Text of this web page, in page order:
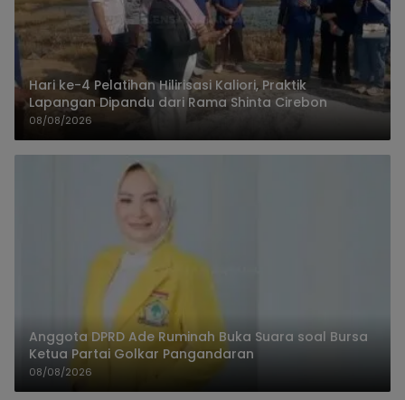
Hari ke-4 Pelatihan Hilirisasi Kaliori, Praktik
Lapangan Dipandu dari Rama Shinta Cirebon
08/08/2026
Anggota DPRD Ade Ruminah Buka Suara soal Bursa
Ketua Partai Golkar Pangandaran
08/08/2026